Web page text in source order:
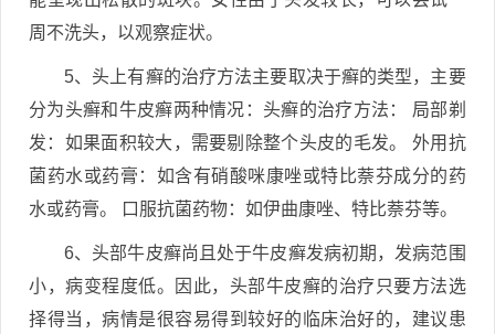
周不洗头，以观察症状。
5、头上有癣的治疗方法主要取决于癣的类型，主要
分为头癣和牛皮癣两种情况：头癣的治疗方法： 局部剃
发：如果面积较大，需要剔除整个头皮的毛发。 外用抗
菌药水或药膏：如含有硝酸咪康唑或特比萘芬成分的药
水或药膏。 口服抗菌药物：如伊曲康唑、特比萘芬等。
6、头部牛皮癣尚且处于牛皮癣发病初期，发病范围
小，病变程度低。因此，头部牛皮癣的治疗只要方法选
择得当，病情是很容易得到较好的临床治好的，建议患